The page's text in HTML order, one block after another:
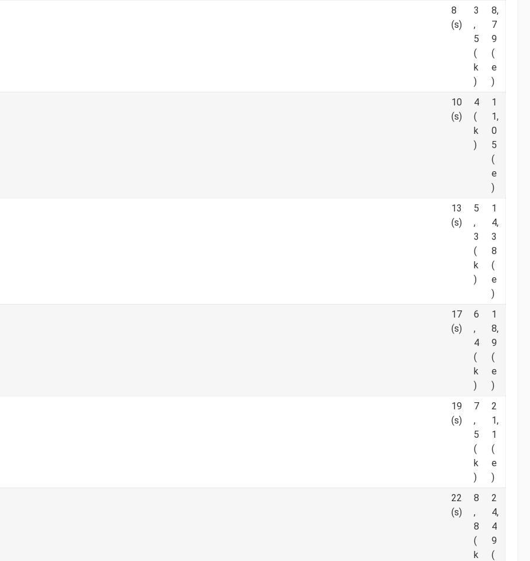
8
(s)
3
,
5
(
k
)
8,
7
9
(
e
)
10
(s)
4
(
k
)
1
1,
0
5
(
e
)
13
(s)
5
,
3
(
k
)
1
4,
3
8
(
e
)
17
(s)
6
,
4
(
k
)
1
8,
9
(
e
)
19
(s)
7
,
5
(
k
)
2
1,
1
(
e
)
22
(s)
8
,
8
(
k
2
4,
4
9
(